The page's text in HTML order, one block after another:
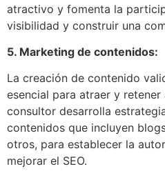
atractivo y fomenta la
visibilidad y construir una
5. Marketing de contenidos:
La creación de contenido
esencial para atraer y retener
consultor desarrolla
contenidos que incluyen
otros, para establecer la
mejorar el SEO.